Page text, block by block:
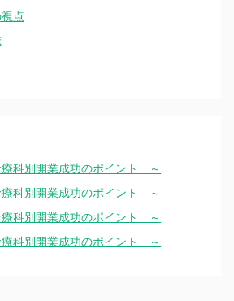
点
科別開業成功のポイント ～
科別開業成功のポイント ～
科別開業成功のポイント ～
科別開業成功のポイント ～